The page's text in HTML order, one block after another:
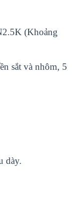
(Khoảng
sắt và nhôm, 5
dày.